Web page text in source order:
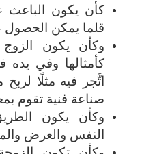
كأن يكون الباعث
قلما يمكن الحصول
وكأن يكون الزوج
كأمثالها وفي
اتَّجر فيه مثلًا
صناعة فنية تقوم
وكأن يكون
النفس والعرض